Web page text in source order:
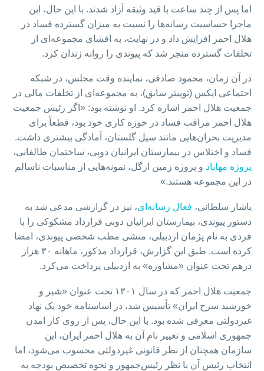
اما پس از چند ساعت با قید وثیقه آزاد شدند. با این حال، این
ماجرا حساسیت رسانه‌ها را نسبت به میزان گسترده فساد در
هلال احمر افزایش داد و در نهایت، به افشای مجموعه‌ای از
تخلفات گسترده منجر شد که پیوندی را روانه زندان کرد.
در آن زمان، محمود صادقی، نماینده وقت مجلس، در شبکه
اجتماعی ایکس (توییتر سابق)، به مجموعه‌ای از تخلفات مالی در
جمعیت هلال احمر اشاره کرد. او نوشته بود: «اگر رئیس جمعیت
هلال احمر مراقب فساد در حوزه کاری خود بود، قطعاً برای
مدیریت بحران‌هایی مانند سیل گلستان، آمادگی بیشتری داشت.
فساد و اختلاس در بیمارستان ایرانیان دوبی، ساختمان طالقانی،
پروژه مهاباد و پروژه زمین ازگل، نمونه‌هایی از مناسبات ناسالم
در این مجموعه هستند.»
یاشار سلطانی، فعال رسانه‌ای، نیز در گزارشی مدعی شد به
دستور پیوندی، بیمارستان ایرانیان دوبی قرارداد مشکوکی را با
فردی به نام پژمان اردبیلی، منشی مطب شخصی پیوندی، امضا
کرده است. طبق این گزارش، قرارداد مذکور، ماهانه ۳۰ هزار
درهم تحت عنوان «مشاوره» به اردبیلی پرداخت می‌کرد.
جمعیت هلال احمر که در سال ۱۳۰۱ تحت عنوان «شیر و
خورشید سرخ ایران» تأسیس شد، در اساسنامه خود یک نهاد
غیردولتی معرفی شده بود. با این حال، پس از روی کار امدن
جمهوری اسلامی و تغییر نام آن به هلال احمر ایران، این
سازمان همچنان از نظر قانونی غیردولتی محسوب می‌شود، اما
انتخاب رئیس آن با نظر رئیس‌جمهور و نحوه تخصیص بودجه به